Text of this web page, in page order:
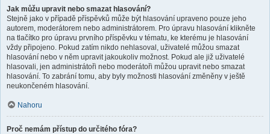
Jak můžu upravit nebo smazat hlasování?
Stejně jako v případě příspěvků může být hlasování upraveno pouze jeho
autorem, moderátorem nebo administrátorem. Pro úpravu hlasování klikněte
na tlačítko pro úpravu prvního příspěvku v tématu, ke kterému je hlasování
vždy připojeno. Pokud zatím nikdo nehlasoval, uživatelé můžou smazat
hlasování nebo v něm upravit jakoukoliv možnost. Pokud ale již uživatelé
hlasovali, jen administrátoři nebo moderátoři můžou upravit nebo smazat
hlasování. To zabrání tomu, aby byly možnosti hlasování změněny v ještě
neukončeném hlasování.
Nahoru
Proč nemám přístup do určitého fóra?